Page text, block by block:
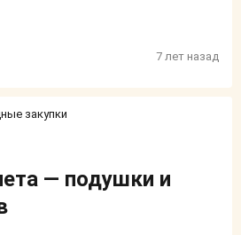
7 лет назад
закупки
— подушки и